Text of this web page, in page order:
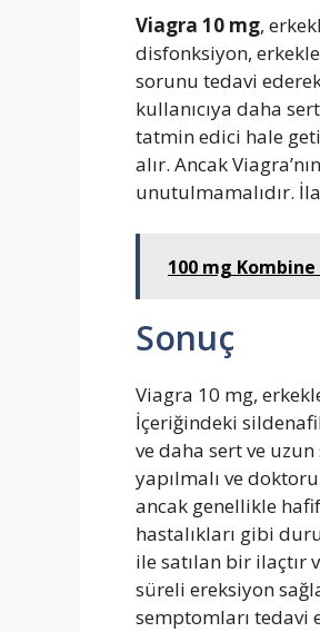
Viagra 10 mg,
disfonksiyon,
sorunu tedavi
kullanıcıya daha
tatmin edici hale
alır. Ancak
unutulmamalıdır.
100 mg
Sonuç
Viagra 10 mg,
İçeriğindeki sildenafil
ve daha sert ve
yapılmalı ve
ancak genellikle
hastalıkları gibi
ile satılan bir ilaçtır
süreli ereksiyon
semptomları tedavi